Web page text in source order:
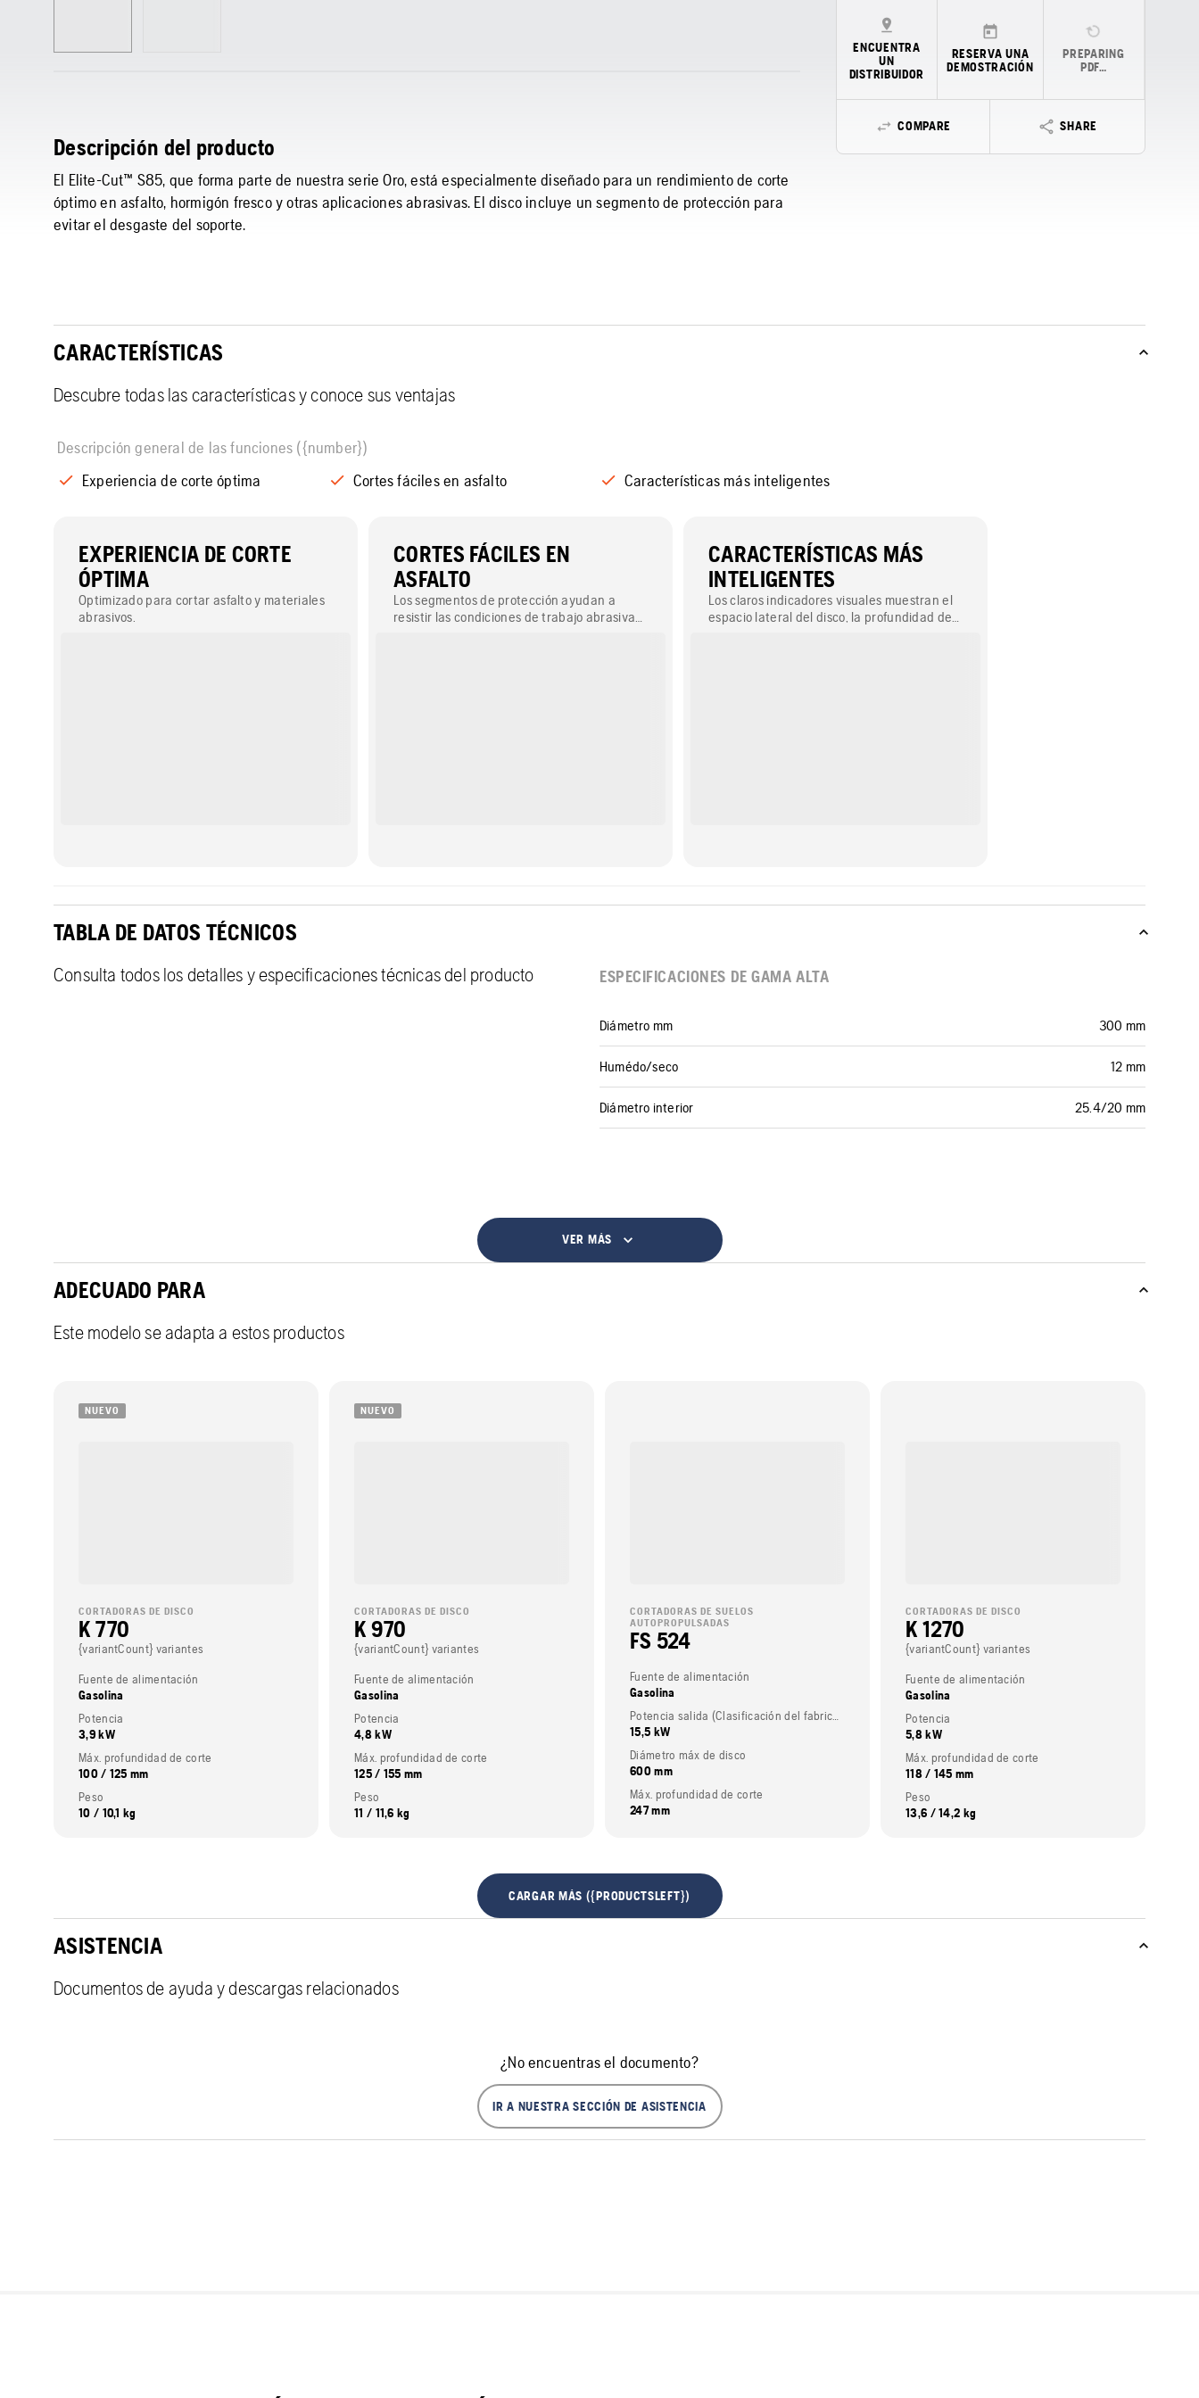
Descripción del producto
El Elite-Cut™ S85, que forma parte de nuestra serie Oro, está especialmente diseñado para un rendimiento de corte
óptimo en asfalto, hormigón fresco y otras aplicaciones abrasivas. El disco incluye un segmento de protección para
evitar el desgaste del soporte.
ENCUENTRA
UN
DISTRIBUIDOR
RESERVA UNA
DEMOSTRACIÓN
PREPARING
PDF…
COMPARE SHARE
CARACTERÍSTICAS
Descubre todas las características y conoce sus ventajas
Descripción general de las funciones ({number})
Experiencia de corte óptima
Cortes fáciles en asfalto Características más inteligentes
EXPERIENCIA DE CORTE
ÓPTIMA
Optimizado para cortar asfalto y materiales
abrasivos.
CORTES FÁCILES EN
ASFALTO
Los segmentos de protección ayudan a
resistir las condiciones de trabajo abrasivas
CARACTERÍSTICAS MÁS
INTELIGENTES
Los claros indicadores visuales muestran el
espacio lateral del disco, la profundidad de
TABLA DE DATOS TÉCNICOS
Consulta todos los detalles y especificaciones técnicas del producto ESPECIFICACIONES DE GAMA ALTA
Diámetro mm 300 mm
Humédo/seco 12 mm
Diámetro interior 25.4/20 mm
VER MÁS
ADECUADO PARA
Este modelo se adapta a estos productos
NUEVO
CORTADORAS DE DISCO
K 770
{variantCount} variantes
Fuente de alimentación
Gasolina
Potencia
3,9 kW
Máx. profundidad de corte
100 / 125 mm
Peso
10 / 10,1 kg
NUEVO
CORTADORAS DE DISCO
K 970
{variantCount} variantes
Fuente de alimentación
Gasolina
Potencia
4,8 kW
Máx. profundidad de corte
125 / 155 mm
Peso
11 / 11,6 kg
CORTADORAS DE SUELOS
AUTOPROPULSADAS
FS 524
Fuente de alimentación
Gasolina
Potencia salida (Clasificación del fabricante del motor.)
15,5 kW
Diámetro máx de disco
600 mm
Máx. profundidad de corte
247 mm
CORTADORAS DE DISCO
K 1270
{variantCount} variantes
Fuente de alimentación
Gasolina
Potencia
5,8 kW
Máx. profundidad de corte
118 / 145 mm
Peso
13,6 / 14,2 kg
CARGAR MÁS ({PRODUCTSLEFT})
ASISTENCIA
Documentos de ayuda y descargas relacionados
¿No encuentras el documento?
IR A NUESTRA SECCIÓN DE ASISTENCIA